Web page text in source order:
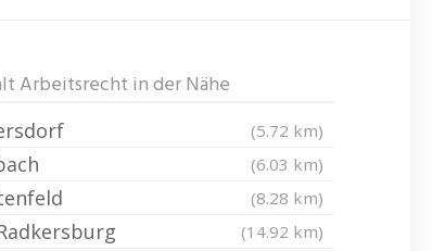
Arbeitsrecht in der Nähe
(5.72 km)
(6.03 km)
(8.28 km)
(14.92 km)